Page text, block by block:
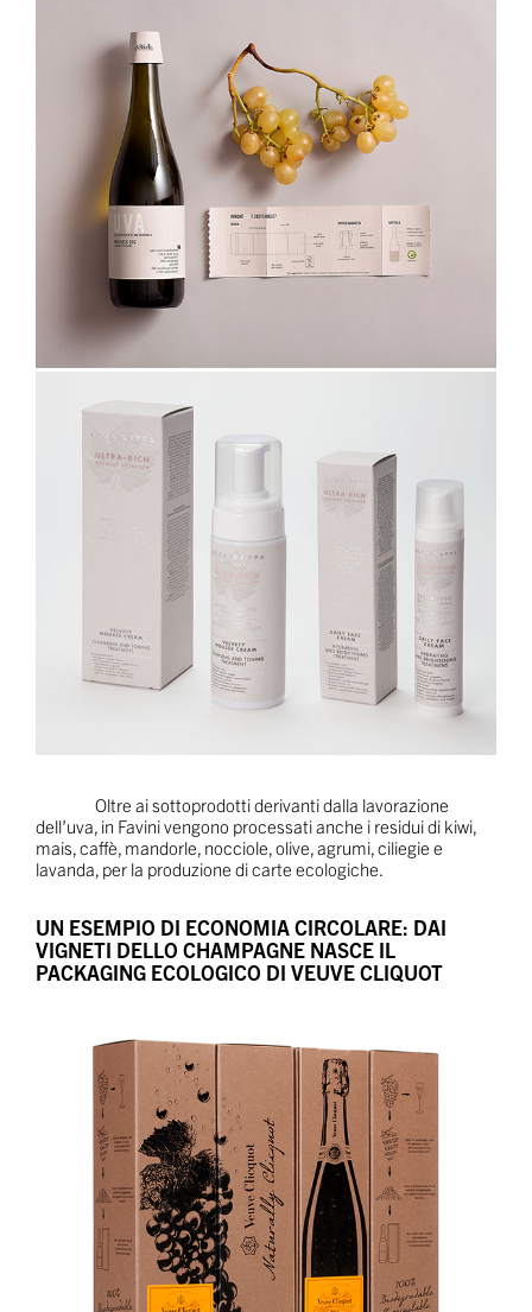
Oltre ai sottoprodotti derivanti dalla lavorazione
dell’uva, in Favini vengono processati anche i residui di kiwi,
mais, caffè, mandorle, nocciole, olive, agrumi, ciliegie e
lavanda, per la produzione di carte ecologiche.
UN ESEMPIO DI ECONOMIA CIRCOLARE: DAI
VIGNETI DELLO CHAMPAGNE NASCE IL
PACKAGING ECOLOGICO DI VEUVE CLIQUOT